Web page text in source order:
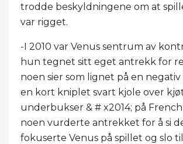
trodde beskyldningene om at
var rigget.
-I 2010 var Venus sentrum av
hun tegnet sitt eget antrekk for
noen sier som lignet på en negativ
en kort kniplet svart kjole over
underbukser & # x2014; på
noen vurderte antrekket for å si
fokuserte Venus på spillet og slo